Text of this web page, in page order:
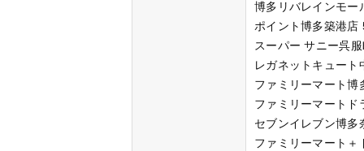
博多リバレインモ
ポイント博多築港店
スーパー サニー呉
レガネットキュー
ファミリーマート
ファミリーマート
セブンイレブン博多
ファミリーマート